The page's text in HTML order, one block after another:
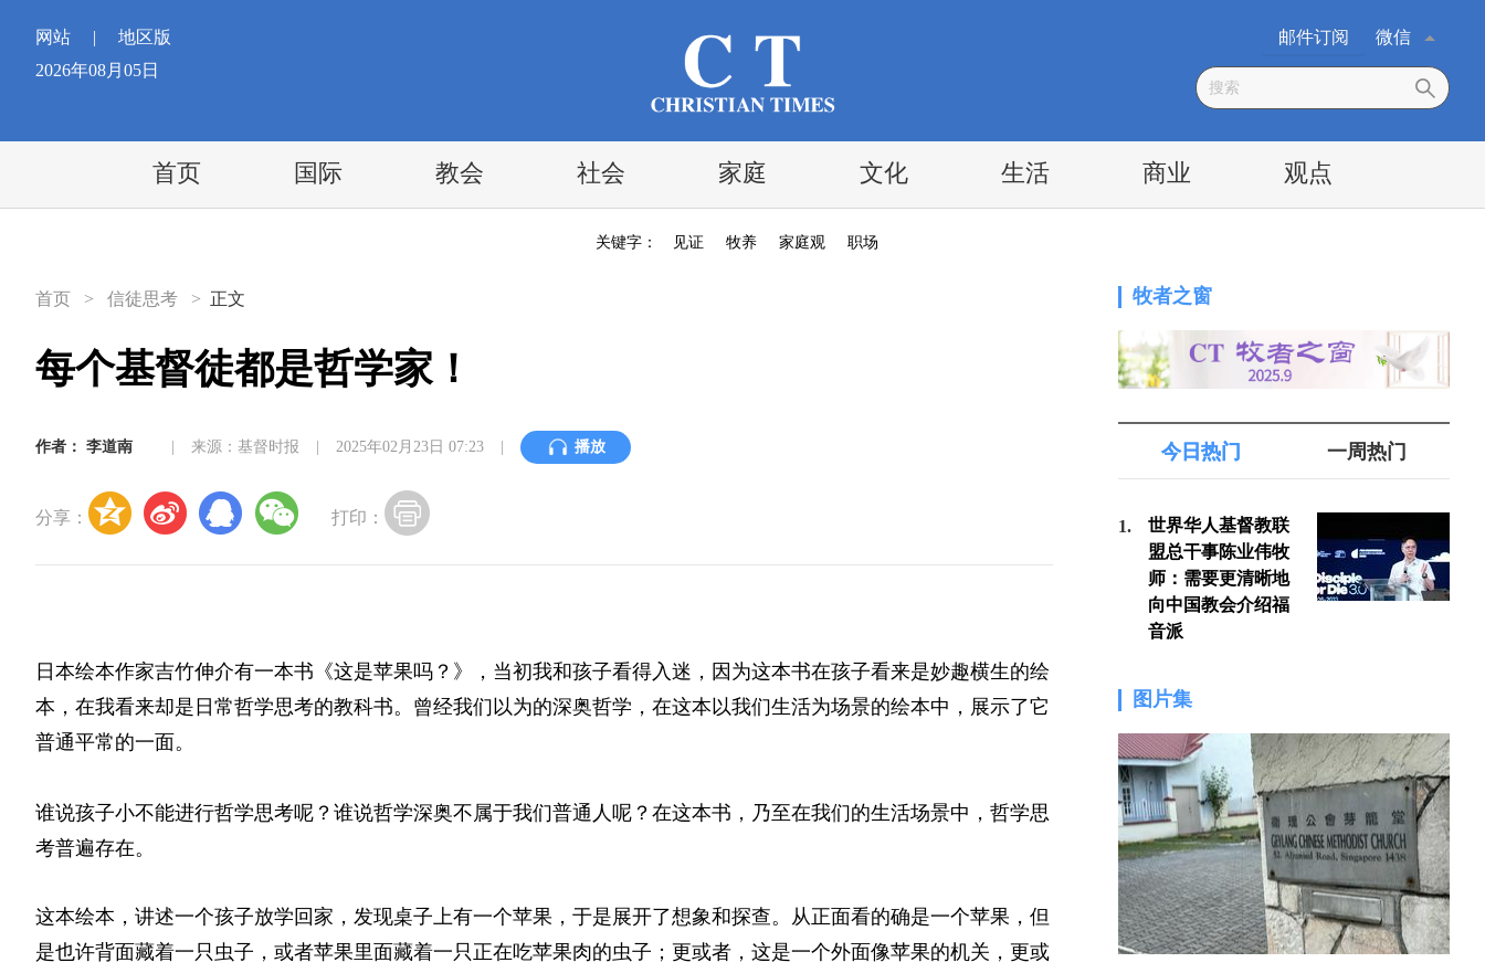
网站 |
地区版
2026年08月05日
微信
邮件订阅
首页 国际 教会 社会 家庭 文化 生活 商业 观点
关键字： 见证 牧养 家庭观 职场
首页 > 信徒思考 > 正文
每个基督徒都是哲学家！
作者： 李道南 来源：基督时报 2025年02月23日 07:23 播放
分享： 打印：
日本绘本作家吉竹伸介有一本书《这是苹果吗？》，当初我和孩子看得入迷，因为这本书在孩子看来是妙趣横生的绘
本，在我看来却是日常哲学思考的教科书。曾经我们以为的深奥哲学，在这本以我们生活为场景的绘本中，展示了它
普通平常的一面。
谁说孩子小不能进行哲学思考呢？谁说哲学深奥不属于我们普通人呢？在这本书，乃至在我们的生活场景中，哲学思
考普遍存在。
这本绘本，讲述一个孩子放学回家，发现桌子上有一个苹果，于是展开了想象和探查。从正面看的确是一个苹果，但
是也许背面藏着一只虫子，或者苹果里面藏着一只正在吃苹果肉的虫子；更或者，这是一个外面像苹果的机关，更或
牧者之窗
今日热门 一周热门
1.
世界华人基督教联
盟总干事陈业伟牧
师：需要更清晰地
向中国教会介绍福
音派
图片集